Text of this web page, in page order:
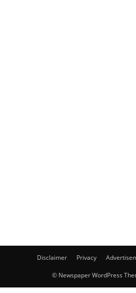
Disclaimer Privacy
© Newspaper WordPress